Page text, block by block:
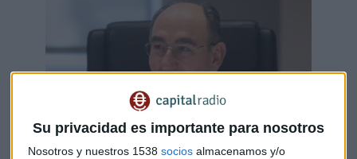
Su privacidad es importante para nosotros
Nosotros y nuestros 1538 socios almacenamos y/o